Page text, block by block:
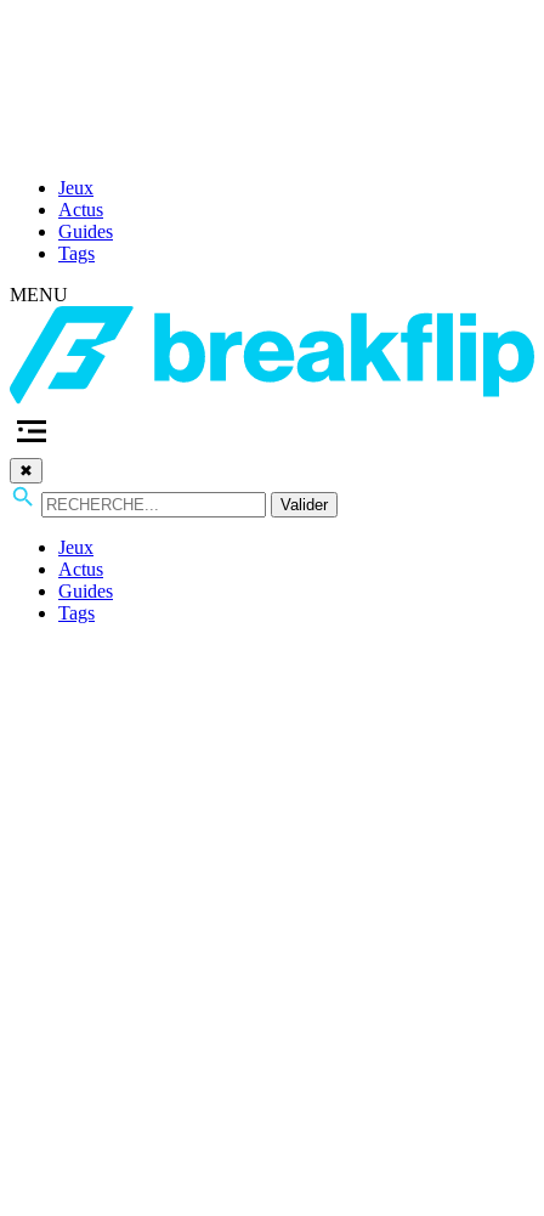
Jeux
Actus
Guides
Tags
MENU
✖
Valider
Jeux
Actus
Guides
Tags